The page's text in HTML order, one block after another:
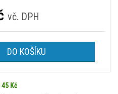
vč. DPH
DO KOŠÍKU
45 Kč